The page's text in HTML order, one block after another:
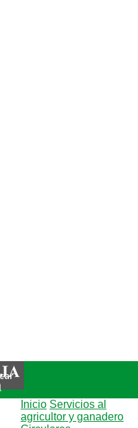
Inicio Servicios al
agricultor y ganadero